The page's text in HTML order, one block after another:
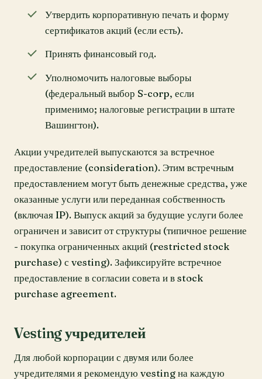
Утвердить корпоративную печать и форму
сертификатов акций (если есть).
Принять финансовый год.
Уполномочить налоговые выборы
(федеральный выбор S-corp, если
применимо; налоговые регистрации в штате
Вашингтон).
Акции учредителей выпускаются за встречное
предоставление (consideration). Этим встречным
предоставлением могут быть денежные средства, уже
оказанные услуги или переданная собственность
(включая IP). Выпуск акций за будущие услуги более
ограничен и зависит от структуры (типичное решение
- покупка ограниченных акций (restricted stock
purchase) с vesting). Зафиксируйте встречное
предоставление в согласии совета и в stock
purchase agreement.
Vesting учредителей
Для любой корпорации с двумя или более
учредителями я рекомендую vesting на каждую